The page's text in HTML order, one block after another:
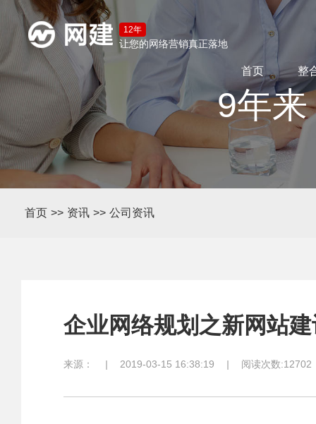
12年
让您的网络营销真正落地
首页 整
9年
首页 >> 资讯 >> 公司资讯
企业网络规划之新网站
来源： | 2019-03-15 16:38:19 | 阅读次数:12702